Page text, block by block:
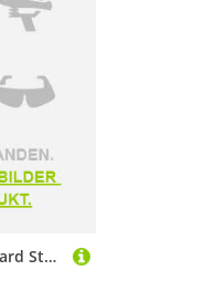
AQUALUST 12.0 iSUP Board Stand Up Paddle Surfboard aufblasbar Komplettset 365cm